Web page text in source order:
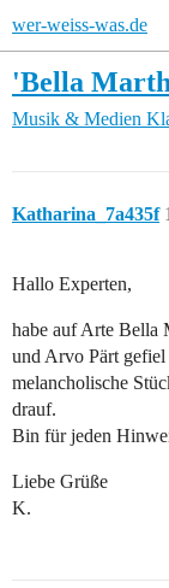
wer-weiss-was.de
'Bella
Musik & Medien
Katharina_7a435f 1
Hallo Experten,
habe auf Arte Bella
und Arvo Pärt gefiel
melancholische
drauf.
Bin für jeden
Liebe Grüße
K.